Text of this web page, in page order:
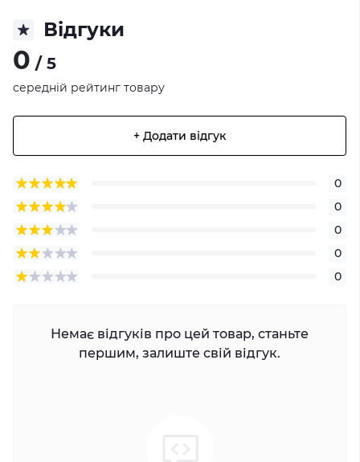
Відгуки
0 / 5
середній рейтинг товару
+ Додати відгук
0
0
0
0
0
Немає відгуків про цей товар, станьте
першим, залиште свій відгук.